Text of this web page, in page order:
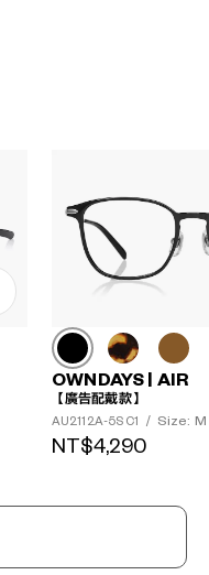
OWNDAYS | AIR
【廣告配戴款】
AU2112A-5S C1
/ Size: M
NT$4,290